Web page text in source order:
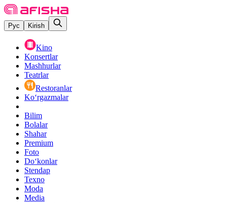
Рус Kirish
Kino
Konsertlar
Mashhurlar
Teatrlar
Restoranlar
Ko‘rgazmalar
Bilim
Bolalar
Shahar
Premium
Foto
Do‘konlar
Stendap
Texno
Moda
Media